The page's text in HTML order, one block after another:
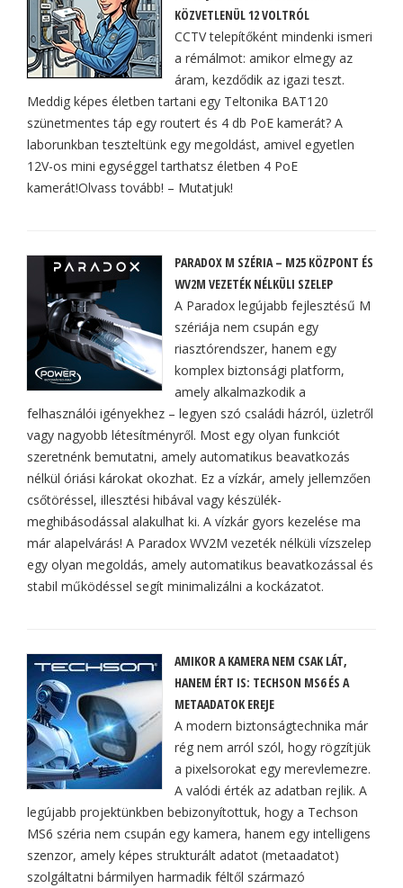
KÖZVETLENÜL 12 VOLTRÓL
CCTV telepítőként mindenki ismeri
a rémálmot: amikor elmegy az
áram, kezdődik az igazi teszt.
Meddig képes életben tartani egy Teltonika BAT120
szünetmentes táp egy routert és 4 db PoE kamerát? A
laborunkban teszteltünk egy megoldást, amivel egyetlen
12V-os mini egységgel tarthatsz életben 4 PoE
kamerát!Olvass tovább! – Mutatjuk!
PARADOX M SZÉRIA – M25 KÖZPONT ÉS
WV2M VEZETÉK NÉLKÜLI SZELEP
A Paradox legújabb fejlesztésű M
szériája nem csupán egy
riasztórendszer, hanem egy
komplex biztonsági platform,
amely alkalmazkodik a
felhasználói igényekhez – legyen szó családi házról, üzletről
vagy nagyobb létesítményről. Most egy olyan funkciót
szeretnénk bemutatni, amely automatikus beavatkozás
nélkül óriási károkat okozhat. Ez a vízkár, amely jellemzően
csőtöréssel, illesztési hibával vagy készülék-
meghibásodással alakulhat ki. A vízkár gyors kezelése ma
már alapelvárás! A Paradox WV2M vezeték nélküli vízszelep
egy olyan megoldás, amely automatikus beavatkozással és
stabil működéssel segít minimalizálni a kockázatot.
AMIKOR A KAMERA NEM CSAK LÁT,
HANEM ÉRT IS: TECHSON MS6 ÉS A
METAADATOK EREJE
A modern biztonságtechnika már
rég nem arról szól, hogy rögzítjük
a pixelsorokat egy merevlemezre.
A valódi érték az adatban rejlik. A
legújabb projektünkben bebizonyítottuk, hogy a Techson
MS6 széria nem csupán egy kamera, hanem egy intelligens
szenzor, amely képes strukturált adatot (metaadatot)
szolgáltatni bármilyen harmadik féltől származó